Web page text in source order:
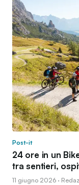
Post-it
24 ore in un
tra sentieri,
11 giugno 2026 ·